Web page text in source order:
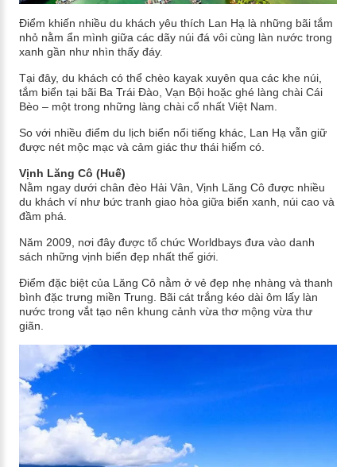
Điểm khiến nhiều du khách yêu thích Lan Hạ là những bãi tắm
nhỏ nằm ẩn mình giữa các dãy núi đá vôi cùng làn nước trong
xanh gần như nhìn thấy đáy.
Tại đây, du khách có thể chèo kayak xuyên qua các khe núi,
tắm biển tại bãi Ba Trái Đào, Vạn Bội hoặc ghé làng chài Cái
Bèo – một trong những làng chài cổ nhất Việt Nam.
So với nhiều điểm du lịch biển nổi tiếng khác, Lan Hạ vẫn giữ
được nét mộc mạc và cảm giác thư thái hiếm có.
Vịnh Lăng Cô (Huế)
Nằm ngay dưới chân đèo Hải Vân, Vịnh Lăng Cô được nhiều
du khách ví như bức tranh giao hòa giữa biển xanh, núi cao và
đầm phá.
Năm 2009, nơi đây được tổ chức Worldbays đưa vào danh
sách những vịnh biển đẹp nhất thế giới.
Điểm đặc biệt của Lăng Cô nằm ở vẻ đẹp nhẹ nhàng và thanh
bình đặc trưng miền Trung. Bãi cát trắng kéo dài ôm lấy làn
nước trong vắt tạo nên khung cảnh vừa thơ mộng vừa thư
giãn.